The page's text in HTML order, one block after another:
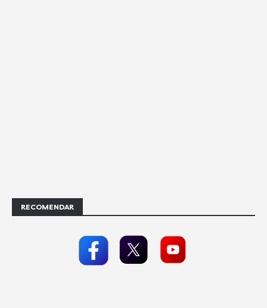
RECOMENDAR